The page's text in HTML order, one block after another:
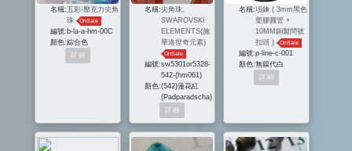
名稱:五彩-壓克力尖角
珠
OnSale
編號: b-la-a-hm-00C
顏色:綜合色
名稱:尖角珠,
SWAROVSKI
ELEMENTS(施
華洛世奇元素)
OnSale
編號:sw5301or5328-
542-(hm061)
顏色:(542)蓮花紅
(Padparadscha)
名稱:項鍊 ( 3mm黑色
塑膠圓管 +
10MM銅製問號
扣頭 )
OnSale
編號:p-line-c-001
顏色:無鎳代白